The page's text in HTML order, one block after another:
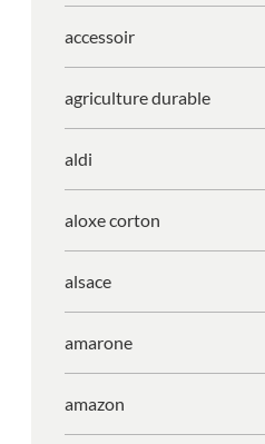
accessoir
agriculture durable
aldi
aloxe corton
alsace
amarone
amazon